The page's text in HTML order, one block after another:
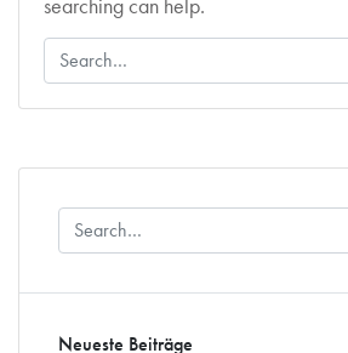
Neueste Beiträge